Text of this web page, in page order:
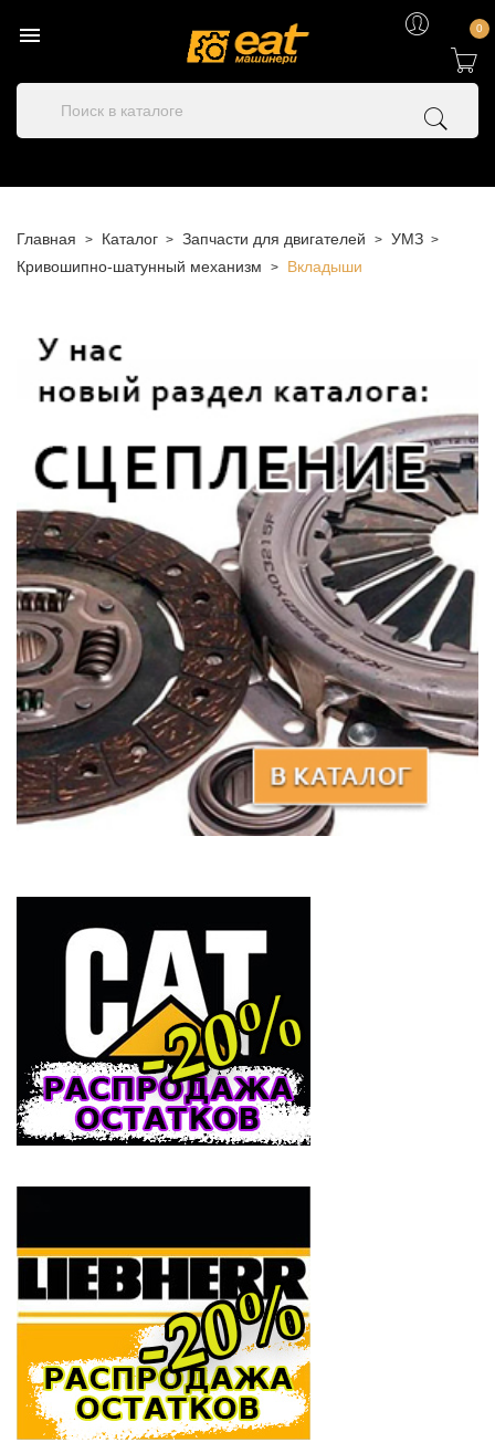
 0
Главная Каталог Запчасти для двигателей
УМЗ
Кривошипно-шатунный механизм
Вкладыши